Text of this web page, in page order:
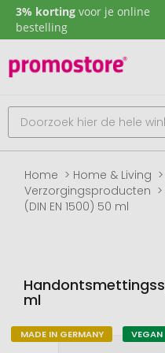
3% korting voor je online
bestelling
Home Home & Living
Verzorgingsproducten
(DIN EN 1500) 50 ml
ml
Naar
MADE IN GERMANY VEGAN